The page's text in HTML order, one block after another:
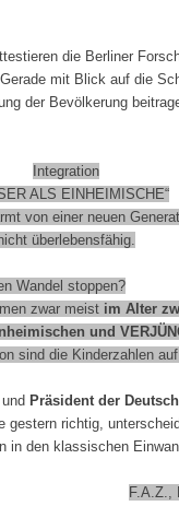
die Berliner
mit Blick auf die
der Bevölkerung
Integration
ALS EINHEIMISCHE“
von einer neuen
überlebensfähig.
Wandel stoppen?
zwar meist im Alter
und
sind die Kinderzahlen
Präsident der
gestern richtig,
in den klassischen
F.A.Z.,